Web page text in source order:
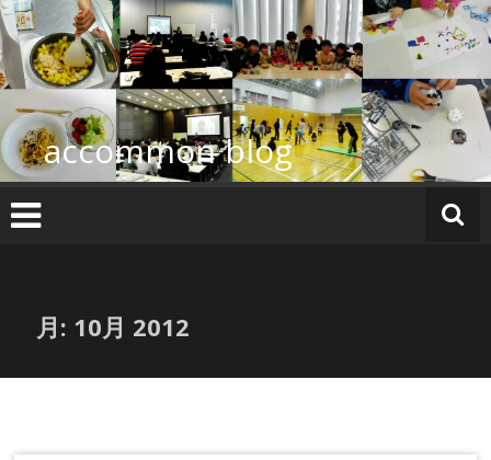
コ
ン
テ
ン
ツ
へ
ス
キ
ッ
accommon blog
月: 10月 2012